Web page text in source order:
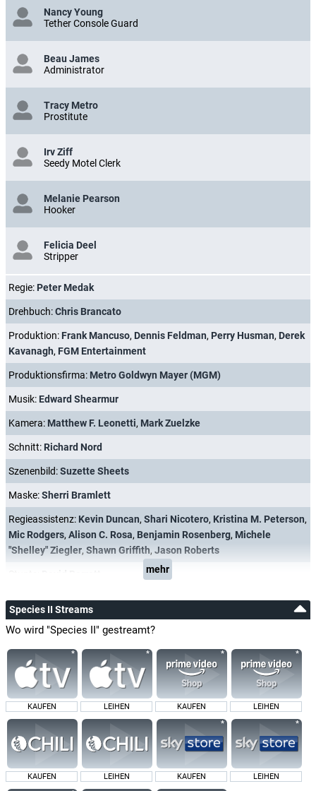
Nancy Young
Tether Console Guard
Beau James
Administrator
Tracy Metro
Prostitute
Irv Ziff
Seedy Motel Clerk
Melanie Pearson
Hooker
Felicia Deel
Stripper
Regie: Peter Medak
Drehbuch:Chris Brancato
Produktion: Frank Mancuso, Dennis Feldman, Perry Husman, Derek
Kavanagh, FGM Entertainment
Produktionsfirma: Metro Goldwyn Mayer (MGM)
Musik: Edward Shearmur
Kamera: Matthew F. Leonetti, Mark Zuelzke
Schnitt: Richard Nord
Szenenbild:Suzette Sheets
Maske:Sherri Bramlett
Regieassistenz: Kevin Duncan, Shari Nicotero, Kristina M. Peterson,
Mic Rodgers, Alison C. Rosa, Benjamin Rosenberg, Michele
"Shelley" Ziegler, Shawn Griffith, Jason Roberts
mehr
Species II Streams
Wo wird "Species II" gestreamt?
KAUFEN LEIHEN KAUFEN LEIHEN
KAUFEN LEIHEN KAUFEN LEIHEN